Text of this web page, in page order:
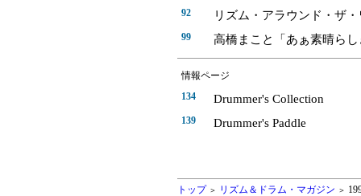
92 リズム・アラウンド・ザ
99 高橋まこと「あぁ素晴ら
情報ページ
134
Drummer's Collection
139 Drummer's Paddle
トップ ＞ リズム＆ドラム・マガジン ＞